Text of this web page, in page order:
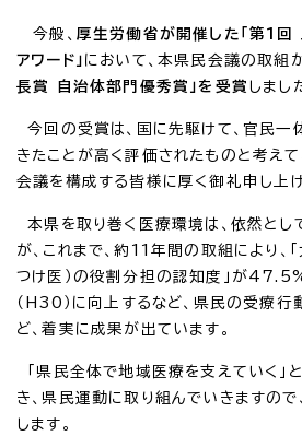
今般、 厚生労働省が開催した「第1
アワード」 において、本県民会議の取組が
長賞 自治体部門優秀賞」を受賞 しまし
今回の受賞は、国に先駆けて、官民一
きたことが高く評価されたものと考え
会議を構成する皆様に厚く御礼申し上げ
本県を取り巻く医療環境は、依然とし
が、これまで、約11年間の取組により、
つけ医）の役割分担の認知度」が
（H30）に向上するなど、県民の受療
ど、着実に成果が出ています。
「県民全体で地域医療を支えていく」
き、県民運動に取り組んでいきますの
します。